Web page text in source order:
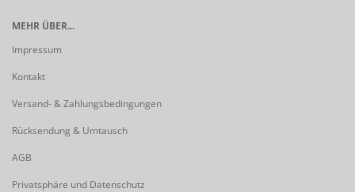
MEHR ÜBER...
Impressum
Kontakt
Versand- & Zahlungsbedingungen
Rücksendung & Umtausch
AGB
Privatsphäre und Datenschutz